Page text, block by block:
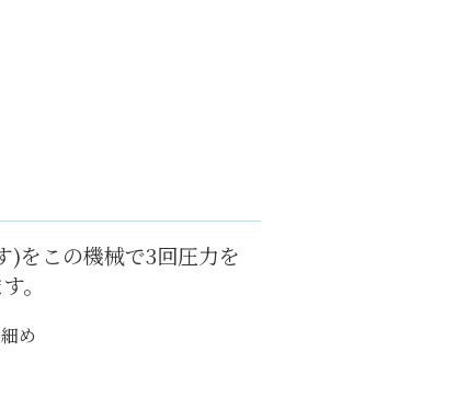
)をこの機械で3回圧力を
。
め